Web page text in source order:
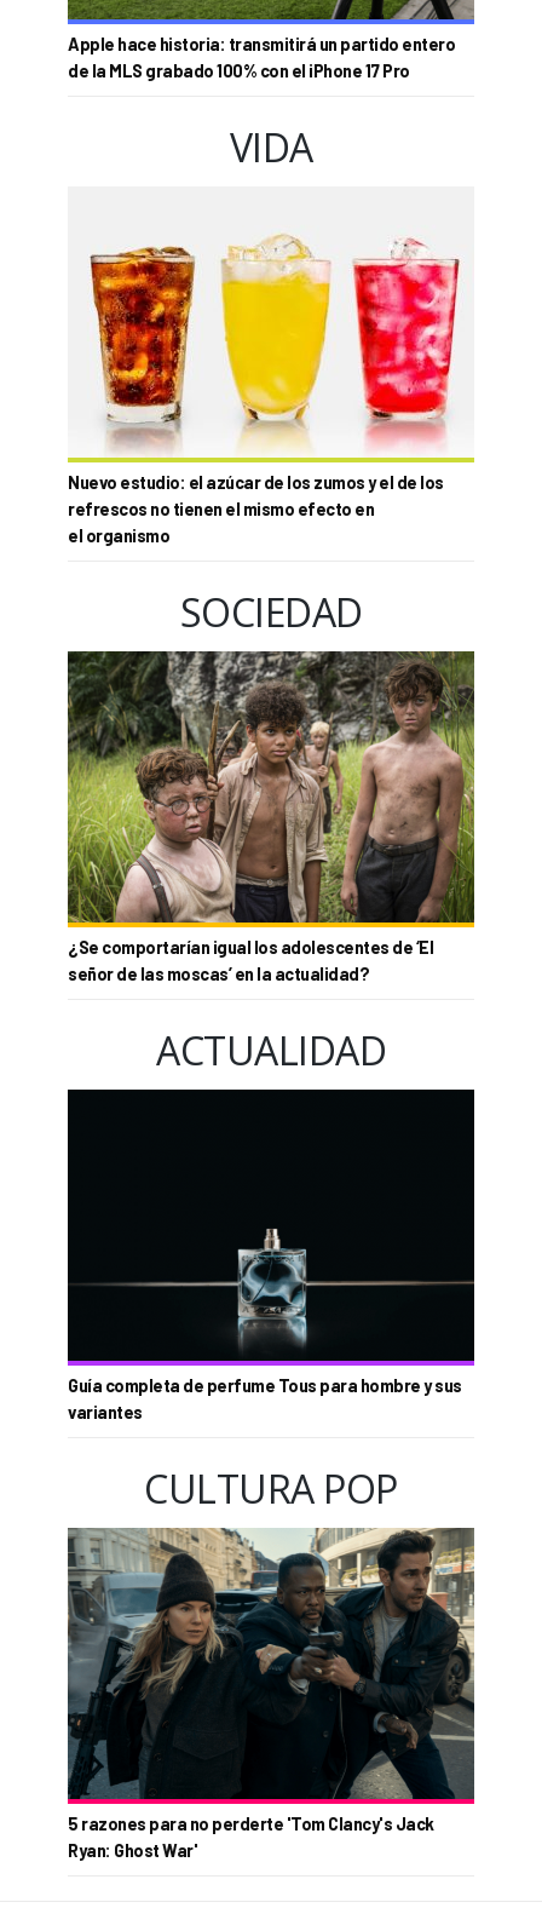
Apple hace historia: transmitirá un partido entero
de la MLS grabado 100% con el iPhone 17 Pro
VIDA
Nuevo estudio: el azúcar de los zumos y el de los
refrescos no tienen el mismo efecto en
el organismo
SOCIEDAD
¿Se comportarían igual los adolescentes de ‘El
señor de las moscas’ en la actualidad?
ACTUALIDAD
Guía completa de perfume Tous para hombre y sus
variantes
CULTURA POP
5 razones para no perderte 'Tom Clancy's Jack
Ryan: Ghost War'